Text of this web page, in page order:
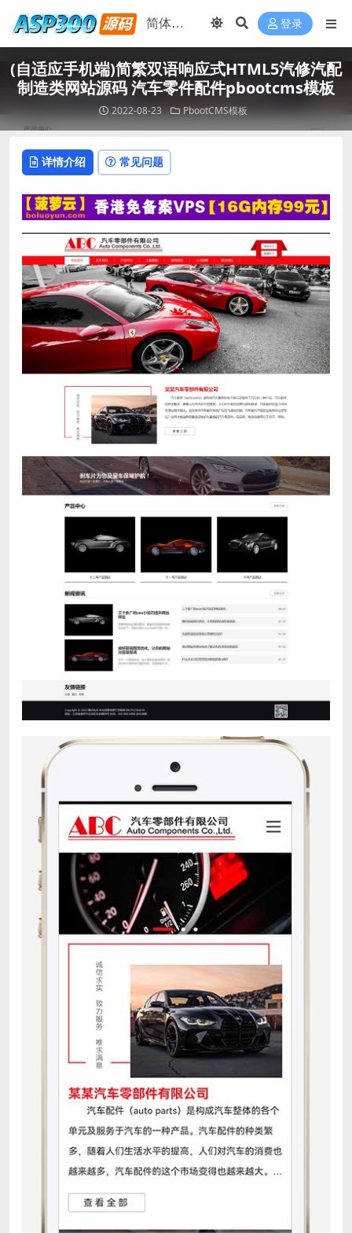
登录
(自适应手机端)简繁双语响应式HTML5汽修汽配
制造类网站源码 汽车零件配件pbootcms模板
2022-08-23 PbootCMS模板
详情介绍 常见问题